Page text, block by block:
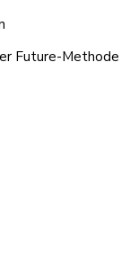
Future-Methode